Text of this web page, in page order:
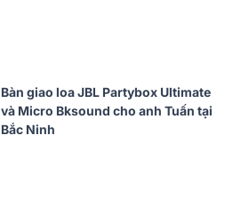
Bàn giao loa JBL Partybox Ultimate
và Micro Bksound cho anh Tuấn tại
Bắc Ninh